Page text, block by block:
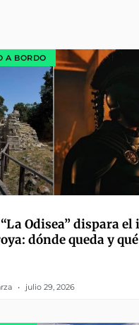
A BORDO
Odisea” dispara el
dónde queda y
julio 29, 2026